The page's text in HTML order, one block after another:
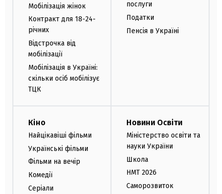
Мобілізація жінок
Контракт для 18-24-
річних
Відстрочка від
мобілізації
Мобілізація в Україні:
скільки осіб мобілізує
ТЦК
послуги
Податки
Пенсія в Україні
Кіно
Найцікавіші фільми
Українські фільми
Фільми на вечір
Комедії
Серіали
Новини Освіти
Міністерство освіти та
науки України
Школа
НМТ 2026
Саморозвиток